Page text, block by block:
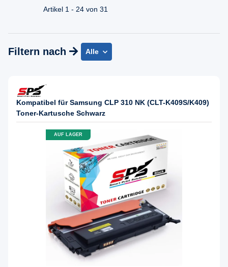
Mo - Fr. 08.00 - 16:30 Uhr
Artikel 1 - 24 von 31
Filtern nach Alle
Kompatibel für Samsung CLP 310 NK (CLT-K409S/K409)
Toner-Kartusche Schwarz
AUF LAGER